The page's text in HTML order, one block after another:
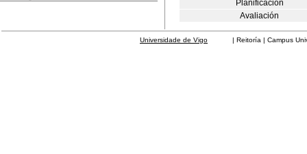
Planificación
Avaliación
Universidade de Vigo | Reitoría | Campus